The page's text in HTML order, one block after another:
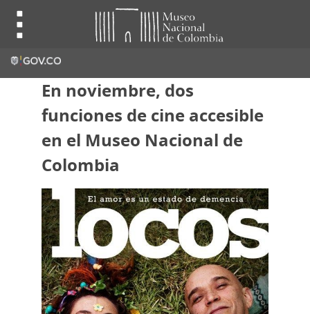
En noviembre, dos
funciones de cine accesible
en el Museo Nacional de
Colombia